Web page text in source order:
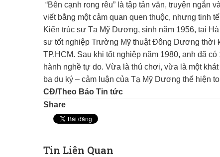
“Bên cạnh rong rêu” là tập tản văn, truyện
viết bằng một cảm quan quen thuộc, nhưng tinh
Kiến trúc sư Tạ Mỹ Dương, sinh năm 1956, tại
sư tốt nghiệp Trường Mỹ thuật Đông Dương thời
TP.HCM. Sau khi tốt nghiệp năm 1980, anh đã
hành nghề tự do. Vừa là thú chơi, vừa là một
ba du ký – cảm luận của Tạ Mỹ Dương thể hiện
CĐ/Theo Báo Tin tức
Share
Tin Liên Quan